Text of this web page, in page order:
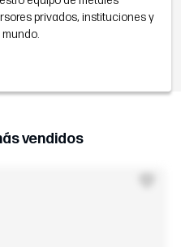
privados, instituciones y
vendidos